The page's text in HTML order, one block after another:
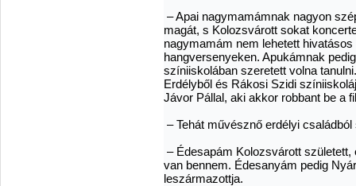
– Apai nagymamámnak nagyon
magát, s Kolozsvárott sokat
nagymamám nem lehetett
hangversenyeken. Apukámnak
színiiskolában szeretett volna
Erdélyből és Rákosi Szidi
Jávor Pállal, aki akkor robbant be a
– Tehát művésznő erdélyi
– Édesapám Kolozsvárott
van bennem. Édesanyám pedig
leszármazottja.